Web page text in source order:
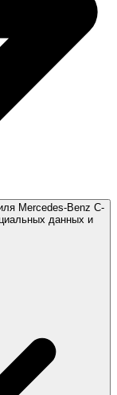
Mercedes-Benz C-
данных и